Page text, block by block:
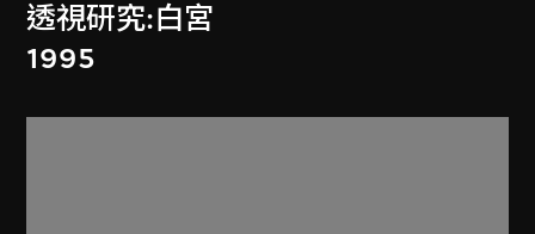
透視研究:白宮
1995